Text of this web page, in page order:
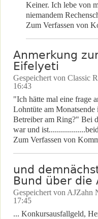
Keiner. Ich lebe von
niemandem
Zum Verfassen von
Anmerkung
Eifelyeti
Gespeichert von Classic
16:43
"Ich hätte mal eine frage
Lohntüte am
Betreiber am Ring?" Bei
war und
Zum Verfassen von
und
Bund über die
Gespeichert von AJZahn
17:45
... Konkursausfallgeld,